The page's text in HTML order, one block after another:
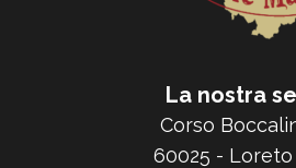
La nostra
Corso
60025 - Loreto